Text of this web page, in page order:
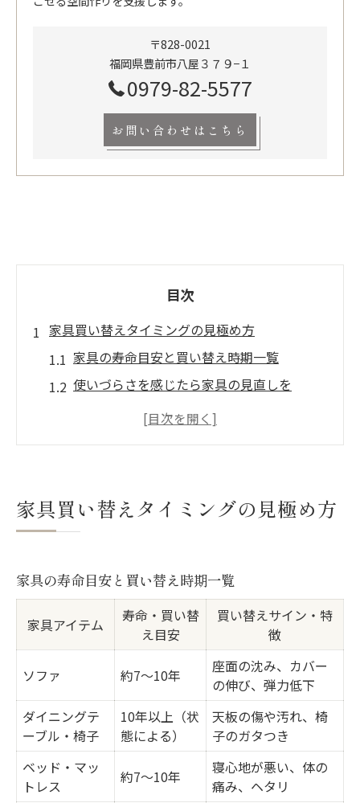
〒828-0021
福岡県豊前市八屋３７９−１
0979-82-5577
お問い合わせはこちら
目次
家具買い替えタイミングの見極め方
家具の寿命目安と買い替え時期一覧
使いづらさを感じたら家具の見直しを
ソファやベッドの買い替えサインとは
冬のボーナス活用家具アップデート術
ボーナス時期におすすめの家具アップグレ
ード
一人暮らし向け家具買い替えポイント
買い替えで運気アップを目指すコツ
心地よさを高めるための家具選びの秘訣
素材や座り心地で選ぶ家具の魅力
新素材家具の快適ポイント比較表
暮らしにフィットする家具選びのコツ
家具買い替えで得られる心理的変化
家具買い替えタイミングの見極め方
家具の寿命目安と買い替え時期一覧
家具アイテム
寿命・買い替
え目安
買い替えサイン・特
徴
ソファ 約7～10年
座面の沈み、カバー
の伸び、弾力低下
ダイニングテ
ーブル・椅子
10年以上（状
態による）
天板の傷や汚れ、椅
子のガタつき
ベッド・マッ
トレス
約7～10年
寝心地が悪い、体の
痛み、ヘタリ